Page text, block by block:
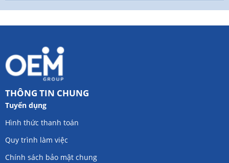
THÔNG TIN CHUNG
Tuyển dụng
Hình thức thanh toán
Quy trình làm việc
Chính sách bảo mật chung